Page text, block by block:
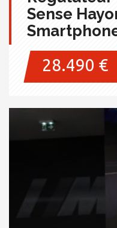
Sense
28.490 €